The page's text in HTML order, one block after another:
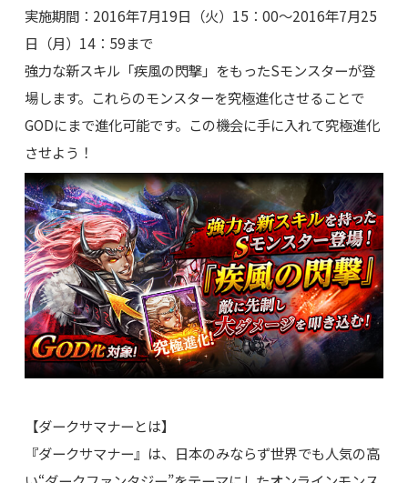
実施期間：2016年7月19日（火）15：00～2016年7月25
日（月）14：59まで
強力な新スキル「疾風の閃撃」をもったSモンスターが登
場します。これらのモンスターを究極進化させることで
GODにまで進化可能です。この機会に手に入れて究極進化
させよう！
【ダークサマナーとは】
『ダークサマナー』は、日本のみならず世界でも人気の高